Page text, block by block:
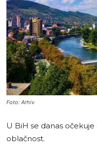
Foto: Arhiv
U BiH se danas
oblačnost.